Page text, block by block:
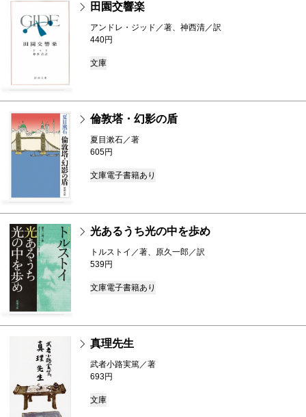
田園交響楽
アンドレ・ジッド／著、神西清／訳
440円
文庫
倫敦塔・幻影の盾
夏目漱石／著
605円
文庫電子書籍あり
光あるうち光の中を歩め
トルストイ／著、原久一郎／訳
539円
文庫電子書籍あり
真理先生
武者小路実篤／著
693円
文庫